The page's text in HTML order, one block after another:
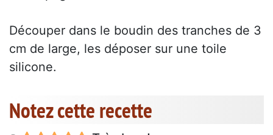
Découper dans le boudin des tranches de 3
cm de large, les déposer sur une toile
silicone.
Notez cette recette